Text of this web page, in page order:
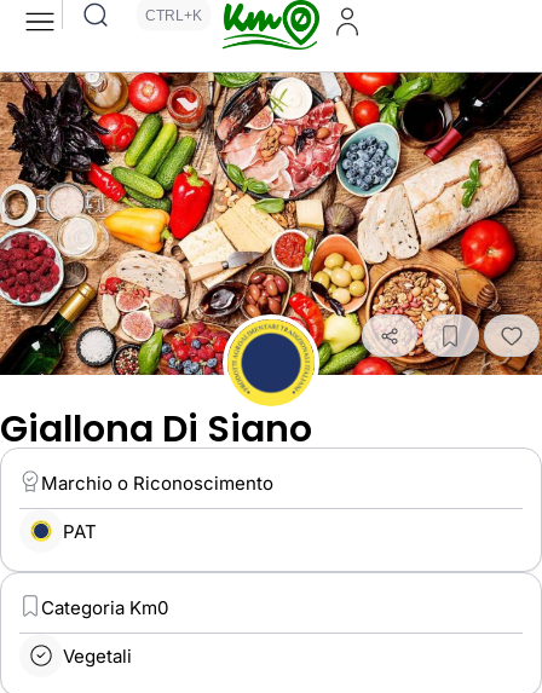
CTRL+K
Giallona Di Siano
Marchio o Riconoscimento
PAT
Categoria Km0
Vegetali